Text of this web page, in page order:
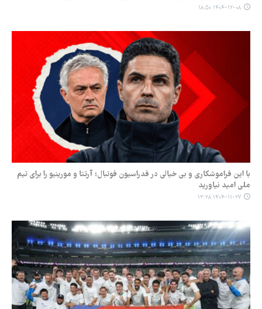
۱۴۰۴-۱۲-۰۸ ۱۸:۵۰
با این فراموشکاری و بی خیالی در فدراسیون فوتبال؛ آرتتا و مورینیو را برای تیم
ملی امید نیاورید
۱۴۰۴-۱۱-۲۷ ۱۳:۲۸